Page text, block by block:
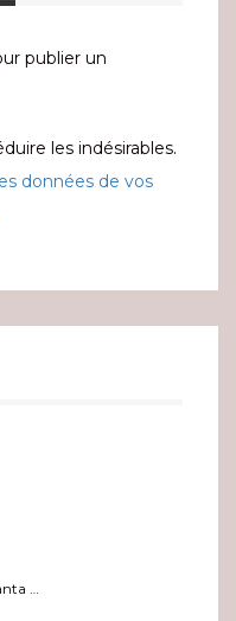
publier un
les indésirables.
données de vos
…